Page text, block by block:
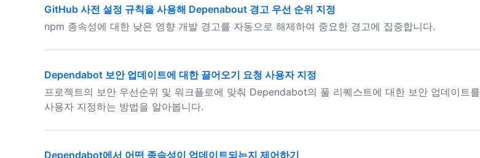
GitHub 사전 설정 규칙을 사용해 Depenabout 경고 우선 순위 지정
npm 종속성에 대한 낮은 영향 개발 경고를 자동으로 해제하여 중요한 경고에 집중합니다.
Dependabot 보안 업데이트에 대한 끌어오기 요청 사용자 지정
프로젝트의 보안 우선순위 및 워크플로에 맞춰 Dependabot의 풀 리퀘스트에 대한 보안 업데이트를
사용자 지정하는 방법을 알아봅니다.
Dependabot에서 어떤 종속성이 업데이트되는지 제어하기